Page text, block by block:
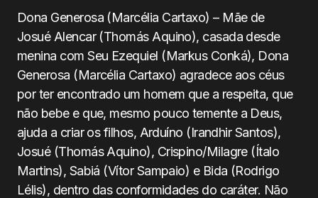
Dona Generosa (Marcélia Cartaxo) – Mãe de
Josué Alencar (Thomás Aquino), casada desde
menina com Seu Ezequiel (Markus Conká), Dona
Generosa (Marcélia Cartaxo) agradece aos céus
por ter encontrado um homem que a respeita, que
não bebe e que, mesmo pouco temente a Deus,
ajuda a criar os filhos, Arduíno (Irandhir Santos),
Josué (Thomás Aquino), Crispino/Milagre (Ítalo
Martins), Sabiá (Vítor Sampaio) e Bida (Rodrigo
Lélis), dentro das conformidades do caráter. Não